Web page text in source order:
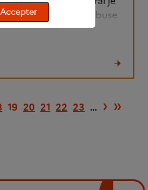
avoir l’effet antabuse
fil
19 20 21 22 23 … Page
› »
Accepter